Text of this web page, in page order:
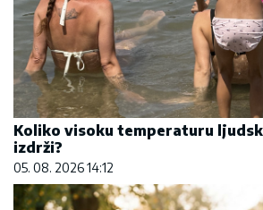
Koliko visoku temperaturu
izdrži?
05. 08. 2026 14:12